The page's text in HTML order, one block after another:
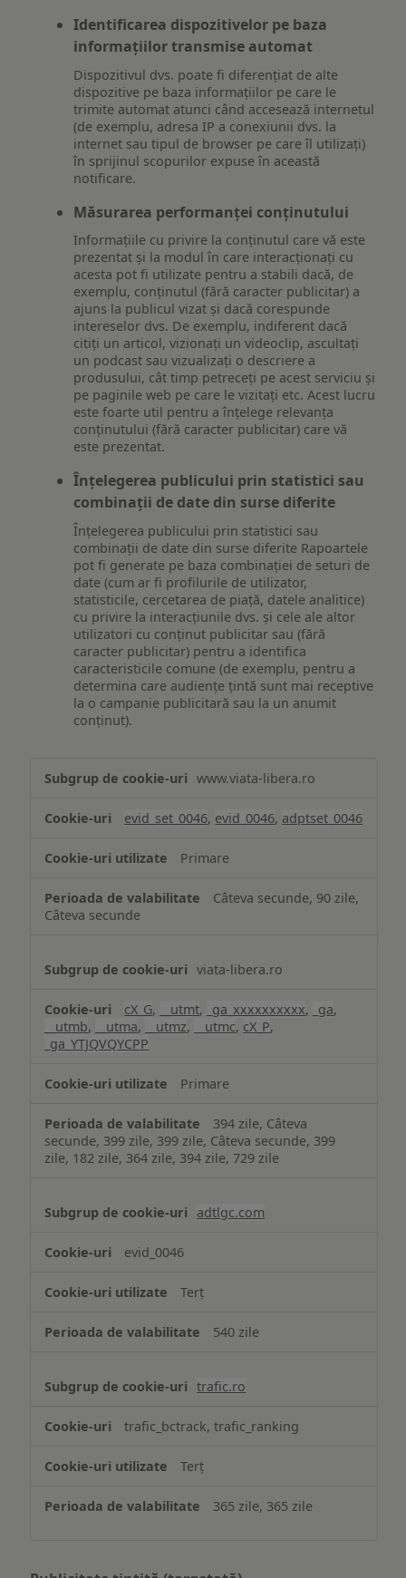
Identificarea dispozitivelor pe baza
informațiilor transmise automat
Dispozitivul dvs. poate fi diferențiat de alte
dispozitive pe baza informațiilor pe care le
trimite automat atunci când accesează internetul
(de exemplu, adresa IP a conexiunii dvs. la
internet sau tipul de browser pe care îl utilizați)
în sprijinul scopurilor expuse în această
notificare.
Măsurarea performanței conținutului
Informațiile cu privire la conținutul care vă este
prezentat și la modul în care interacționați cu
acesta pot fi utilizate pentru a stabili dacă, de
exemplu, conținutul (fără caracter publicitar) a
ajuns la publicul vizat și dacă corespunde
intereselor dvs. De exemplu, indiferent dacă
citiți un articol, vizionați un videoclip, ascultați
un podcast sau vizualizați o descriere a
produsului, cât timp petreceți pe acest serviciu și
pe paginile web pe care le vizitați etc. Acest lucru
este foarte util pentru a înțelege relevanța
conținutului (fără caracter publicitar) care vă
este prezentat.
Înțelegerea publicului prin statistici sau
combinații de date din surse diferite
Înțelegerea publicului prin statistici sau
combinații de date din surse diferite Rapoartele
pot fi generate pe baza combinației de seturi de
date (cum ar fi profilurile de utilizator,
statisticile, cercetarea de piață, datele analitice)
cu privire la interacțiunile dvs. și cele ale altor
utilizatori cu conținut publicitar sau (fără
caracter publicitar) pentru a identifica
caracteristicile comune (de exemplu, pentru a
determina care audiențe țintă sunt mai receptive
la o campanie publicitară sau la un anumit
conținut).
www.viata-libera.ro
evid_set_0046, evid_0046, adptset_0046
Primare
Câteva secunde, 90 zile,
Câteva secunde
viata-libera.ro
cX_G, __utmt, _ga_xxxxxxxxxx, _ga,
__utmb, __utma, __utmz, __utmc, cX_P,
_ga_YTJQVQYCPP
Primare
394 zile, Câteva
secunde, 399 zile, 399 zile, Câteva secunde, 399
zile, 182 zile, 364 zile, 394 zile, 729 zile
adtlgc.com
evid_0046
Terț
540 zile
trafic.ro
trafic_bctrack, trafic_ranking
Terț
365 zile, 365 zile